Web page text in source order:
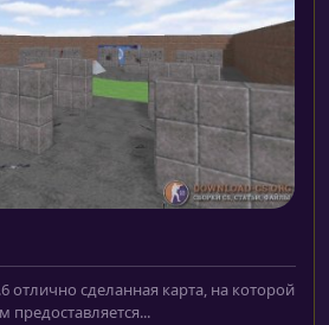
отлично сделанная карта, на которой
предоставляется...